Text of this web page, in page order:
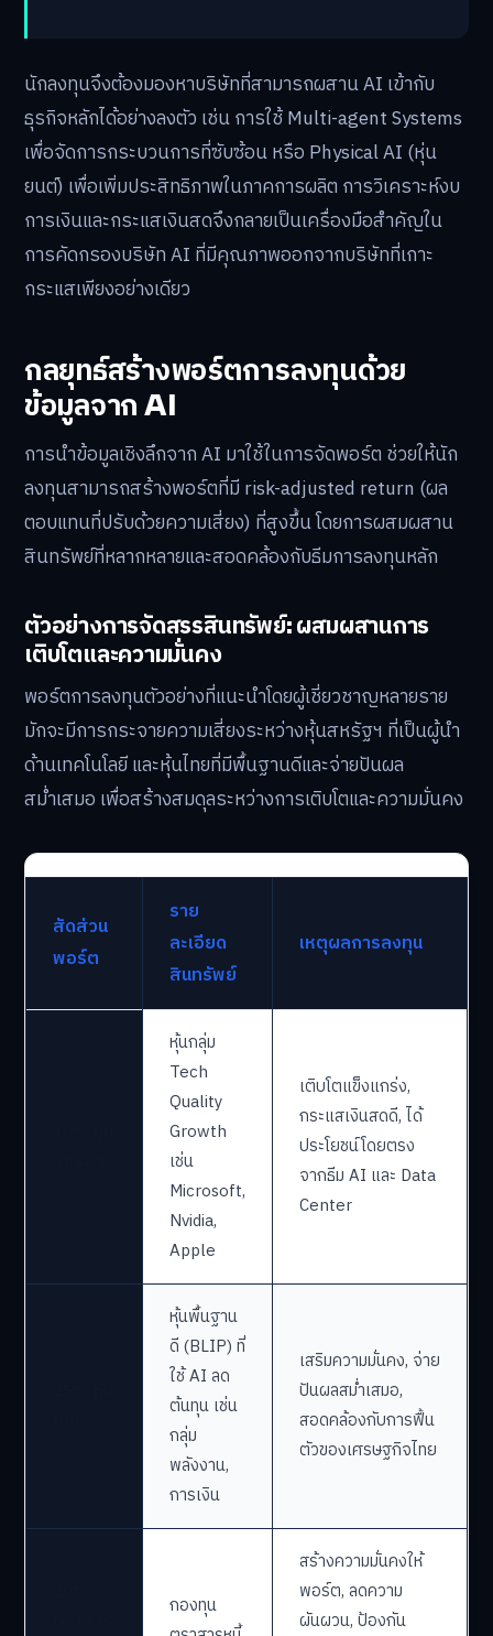
นักลงทุนจึงต้องมองหาบริษัทที่สามารถผสาน AI เข้ากับ
ธุรกิจหลักได้อย่างลงตัว เช่น การใช้ Multi-agent Systems
เพื่อจัดการกระบวนการที่ซับซ้อน หรือ Physical AI (หุ่น
ยนต์) เพื่อเพิ่มประสิทธิภาพในภาคการผลิต การวิเคราะห์งบ
การเงินและกระแสเงินสดจึงกลายเป็นเครื่องมือสำคัญใน
การคัดกรองบริษัท AI ที่มีคุณภาพออกจากบริษัทที่เกาะ
กระแสเพียงอย่างเดียว
กลยุทธ์สร้างพอร์ตการลงทุนด้วย
ข้อมูลจาก AI
การนำข้อมูลเชิงลึกจาก AI มาใช้ในการจัดพอร์ต ช่วยให้นัก
ลงทุนสามารถสร้างพอร์ตที่มี risk-adjusted return (ผล
ตอบแทนที่ปรับด้วยความเสี่ยง) ที่สูงขึ้น โดยการผสมผสาน
สินทรัพย์ที่หลากหลายและสอดคล้องกับธีมการลงทุนหลัก
ตัวอย่างการจัดสรรสินทรัพย์: ผสมผสานการ
เติบโตและความมั่นคง
พอร์ตการลงทุนตัวอย่างที่แนะนำโดยผู้เชี่ยวชาญหลายราย
มักจะมีการกระจายความเสี่ยงระหว่างหุ้นสหรัฐฯ ที่เป็นผู้นำ
ด้านเทคโนโลยี และหุ้นไทยที่มีพื้นฐานดีและจ่ายปันผล
สม่ำเสมอ เพื่อสร้างสมดุลระหว่างการเติบโตและความมั่นคง
สัดส่วน
พอร์ต
ราย
ละเอียด
สินทรัพย์
เหตุผลการลงทุน
หุ้นกลุ่ม
Tech
Quality
Growth
เช่น
Microsoft,
Nvidia,
Apple
เติบโตแข็งแกร่ง,
กระแสเงินสดดี, ได้
ประโยชน์โดยตรง
จากธีม AI และ Data
Center
หุ้นพื้นฐาน
ดี (BLIP) ที่
ใช้ AI ลด
ต้นทุน เช่น
กลุ่ม
พลังงาน,
การเงิน
เสริมความมั่นคง, จ่าย
ปันผลสม่ำเสมอ,
สอดคล้องกับการฟื้น
ตัวของเศรษฐกิจไทย
กองทุน
สร้างความมั่นคงให้
พอร์ต, ลดความ
ผันผวน, ป้องกัน